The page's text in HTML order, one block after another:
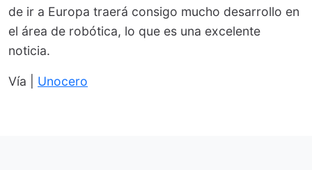
de ir a Europa traerá consigo mucho desarrollo en
el área de robótica, lo que es una excelente
noticia.
Vía | Unocero